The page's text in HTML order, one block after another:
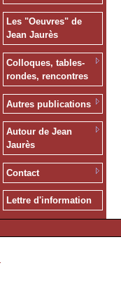
Les "Oeuvres" de
Jean Jaurès
Colloques, tables-
rondes, rencontres
Autres publications
Autour de Jean
Jaurès
Contact
Lettre d'information